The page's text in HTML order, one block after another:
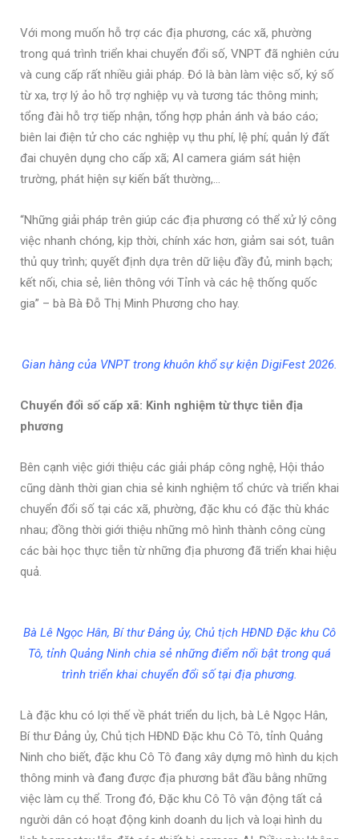
Với mong muốn hỗ trợ các địa phương, các xã, phường
trong quá trình triển khai chuyển đổi số, VNPT đã nghiên cứu
và cung cấp rất nhiều giải pháp. Đó là bàn làm việc số, ký số
từ xa, trợ lý ảo hỗ trợ nghiệp vụ và tương tác thông minh;
tổng đài hỗ trợ tiếp nhận, tổng hợp phản ánh và báo cáo;
biên lai điện tử cho các nghiệp vụ thu phí, lệ phí; quản lý đất
đai chuyên dụng cho cấp xã; AI camera giám sát hiện
trường, phát hiện sự kiến bất thường,…
“Những giải pháp trên giúp các địa phương có thể xử lý công
việc nhanh chóng, kịp thời, chính xác hơn, giảm sai sót, tuân
thủ quy trình; quyết định dựa trên dữ liệu đầy đủ, minh bạch;
kết nối, chia sẻ, liên thông với Tỉnh và các hệ thống quốc
gia” – bà Bà Đỗ Thị Minh Phương cho hay.
Gian hàng của VNPT trong khuôn khổ sự kiện DigiFest 2026.
Chuyển đổi số cấp xã: Kinh nghiệm từ thực tiễn địa
phương
Bên cạnh việc giới thiệu các giải pháp công nghệ, Hội thảo
cũng dành thời gian chia sẻ kinh nghiệm tổ chức và triển khai
chuyển đổi số tại các xã, phường, đặc khu có đặc thù khác
nhau; đồng thời giới thiệu những mô hình thành công cùng
các bài học thực tiễn từ những địa phương đã triển khai hiệu
quả.
Bà Lê Ngọc Hân, Bí thư Đảng ủy, Chủ tịch HĐND Đặc khu Cô
Tô, tỉnh Quảng Ninh chia sẻ những điểm nổi bật trong quá
trình triển khai chuyển đổi số tại địa phương.
Là đặc khu có lợi thế về phát triển du lịch, bà Lê Ngọc Hân,
Bí thư Đảng ủy, Chủ tịch HĐND Đặc khu Cô Tô, tỉnh Quảng
Ninh cho biết, đặc khu Cô Tô đang xây dựng mô hình du kịch
thông minh và đang được địa phương bắt đầu bằng những
việc làm cụ thể. Trong đó, Đặc khu Cô Tô vận động tất cả
người dân có hoạt động kinh doanh du lịch và loại hình du